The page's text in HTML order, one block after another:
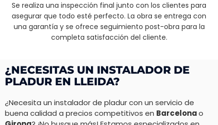
Se realiza una inspección final junto con los clientes para
asegurar que todo esté perfecto. La obra se entrega con
una garantía y se ofrece seguimiento post-obra para la
completa satisfacción del cliente.
¿NECESITAS UN INSTALADOR DE
PLADUR EN LLEIDA?
¿Necesita un instalador de pladur con un servicio de
buena calidad a precios competitivos en Barcelonao